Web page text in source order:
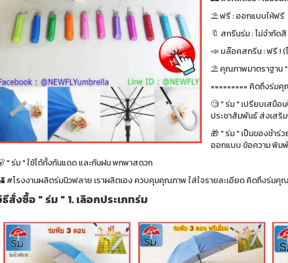
⛱ ฟรี : ออกแบบให้ฟรี
🔖 สกรีนร่ม : ไม่จำกัดสี
📣 บล๊อคสกรีน : ฟรี ! (
⛱ คุณภาพมาตราฐาน
========= คิดถึงร่ม
🧐 " ร่ม " เปรียบเสมือ
ประชาสัมพันธ์ ส่งเสริ
🎁 " ร่ม " เป็นของชำร่
ออกแบบ ข้อความ พิม
" ร่ม " ใช้ได้ทั้งกันแดด และกันฝน พกพาสดวก
#โรงงานผลิตร่มนิวฟลาย เราผลิตเอง ควบคุมคุณภาพ ใส่ใจรายละเอียด คิดถึงร่มคุ
สั่งซื้อ " ร่ม " 1. เลิอกประเภทร่ม